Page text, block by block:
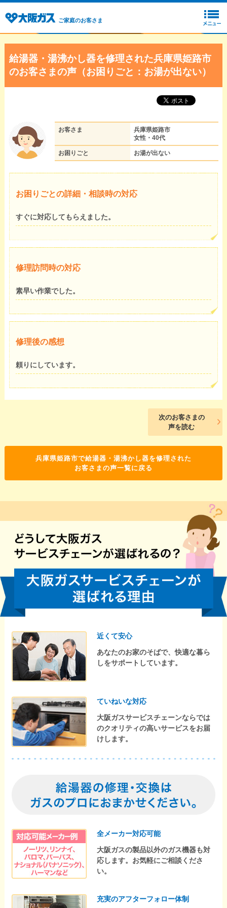
ご家庭のお客さま
給湯器・湯沸かし器を修理された兵庫県姫路市
のお客さまの声（お困りごと：お湯が出ない）
お客さま
兵庫県姫路市
女性・40代
お困りごと お湯が出ない
お困りごとの詳細・相談時の対応
すぐに対応してもらえました。
修理訪問時の対応
素早い作業でした。
修理後の感想
頼りにしています。
次のお客さまの
声を読む
兵庫県姫路市で給湯器・湯沸かし器を修理された
お客さまの声一覧に戻る
近くて安心
あなたのお家のそばで、快適な暮ら
しをサポートしています。
ていねいな対応
大阪ガスサービスチェーンならでは
のクオリティの高いサービスをお届
けします。
全メーカー対応可能
大阪ガスの製品以外のガス機器も対
応します。お気軽にご相談くださ
い。
充実のアフターフォロー体制